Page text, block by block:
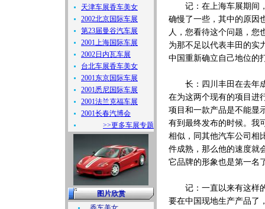
天津车展香车美女
2002北京国际车展
第23届曼谷汽车展
2001上海国际车展
2002日内瓦车展
台北车展香车美女
2001东京国际车展
2001悉尼国际车展
2001法兰克福车展
2001长春汽博会
>>更多车展专题
图片欣赏
记：在上海车展期间，
确慢了一些，其中的原因
人，您看待这个问题，您
为那不足以代表丰田的实
中国重新确立自己地位的
长：四川丰田在去年成
在为这两个现有的项目进
项目和一款产品是不能显
有到最终发布的时候。我
相似，同其他汽车公司相
件成熟，那么他的速度就
它品牌的形象也是第一名
记：一直以来有这样的
要在中国现地生产产品了